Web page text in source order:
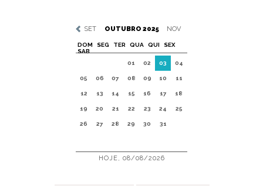
SET OUTUBRO 2025 NOV
DOM SEG TER QUA QUI
SEX
SAB
01
02 03 04
05 06 07 08 09 10 11
12 13 14 15 16 17 18
19 20 21 22 23 24 25
26 27 28 29 30 31
HOJE, 08/08/2026